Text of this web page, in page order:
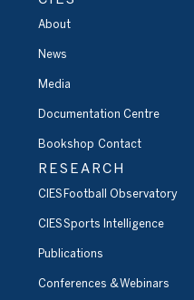
About
News
Media
Documentation Centre
Bookshop Contact
RESEARCH
CIES Football Observatory
CIES Sports Intelligence
Publications
Conferences & Webinars